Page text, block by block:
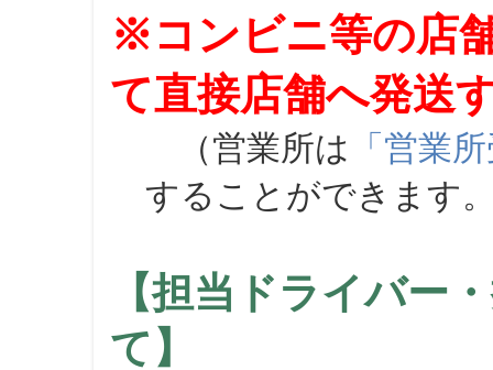
※コンビニ等の店
て直接店舗へ発送
（営業所は 「営業
することができます
【担当ドライバー
て】